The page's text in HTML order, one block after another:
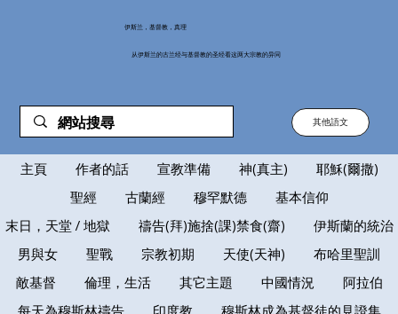
伊斯兰，基督教，真理
从伊斯兰的古兰经与基督教的圣经看这两大宗教的异同
其他語文
主頁 作者的話 宣教準備 神(真主)
耶穌(爾撒)
聖經
古蘭經 穆罕默德
基本信仰
末日，天堂 / 地獄
禱告(拜)施捨(課)禁食(齋)
伊斯蘭的統治
男與女
聖戰 宗教初期 天使(天神)
布哈里聖訓
敵基督
倫理，生活 其它主題 中國情況
阿拉伯